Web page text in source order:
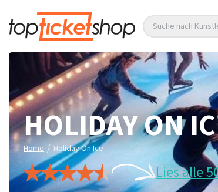
Suche nach
HOLIDAY ON
Home / Holiday On Ice
Lies alle